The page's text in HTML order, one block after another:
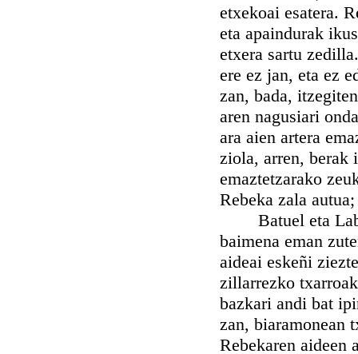
etxekoai esatera.
eta apaindurak
etxera sartu
ere ez jan, eta ez
zan, bada,
aren nagusiari
ara aien artera
ziola, arren, berak
emaztetzarako
Rebeka zala
Batuel eta
baimena eman
aideai eskeñi
zillarrezko
bazkari andi bat
zan, biaramonean
Rebekaren aideen